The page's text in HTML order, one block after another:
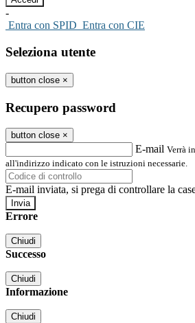
-
Entra con SPID Entra con CIE
Seleziona utente
button close ×
Recupero password
button close ×
E-mail Verrà
all'indirizzo indicato con le istruzioni necessarie.
E-mail inviata, si prega di controllare la
Errore
Chiudi
Successo
Chiudi
Informazione
Chiudi